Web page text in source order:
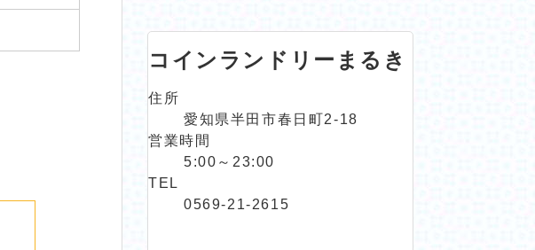
コインランドリーまるき
住所
愛知県半田市春日町2-18
営業時間
5:00～23:00
TEL
0569-21-2615